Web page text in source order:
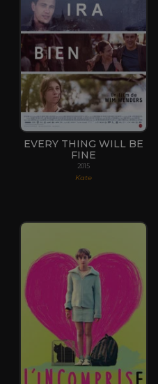
EVERY THING WILL BE
FINE
2015
Kate